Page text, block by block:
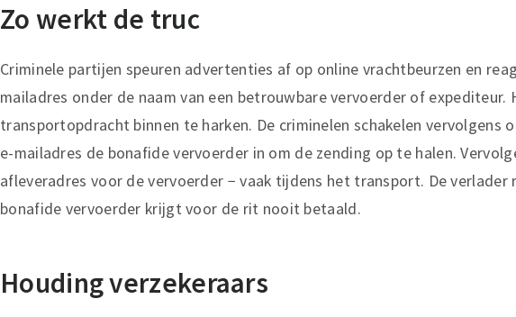
Zo werkt de truc
Criminele partijen speuren advertenties af op online vrachtbeurzen en
mailadres onder de naam van een betrouwbare vervoerder of expediteur.
transportopdracht binnen te harken. De criminelen schakelen vervolgens
e-mailadres de bonafide vervoerder in om de zending op te halen.
afleveradres voor de vervoerder − vaak tijdens het transport. De
bonafide vervoerder krijgt voor de rit nooit betaald.
Houding verzekeraars